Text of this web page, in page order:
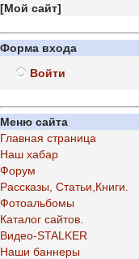
[Мой сайт]
Форма входа
Войти
Меню сайта
Главная страница
Наш хабар
Форум
Рассказы, Статьи,Книги.
Фотоальбомы
Каталог сайтов.
Видео-STALKER
Наши баннеры